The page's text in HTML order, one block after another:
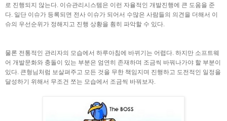
로 진행되지 않는다. 이슈관리시스템은 이런 자율적인 개발진행에 큰 도움을 준
다. 일단 이슈가 등록되면 전사 이슈가 되어서 수많은 사람들의 의견을 더해서 이
슈의 우선순위가 정해지고 진행 상황을 훤히 파악할 수 있다.
물론 전통적인 관리자의 모습에서 하루아침에 바뀌기는 어렵다. 하지만 소프트웨
어 개발문화와 충돌이 있는 부분은 엄연히 존재하며 조금씩 바꿔나가야 할 부분이
있다. 큰형님처럼 보살펴주고 모든 것을 무한 책임지며 진행하고 도전적인 일정을
달성하기 위해서 무조건 쪼는 모습에서 조금씩 바꿔보자.